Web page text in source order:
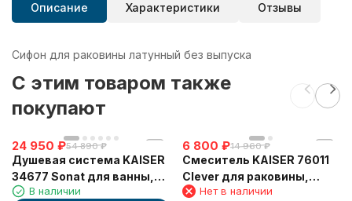
Описание Характеристики Отзывы
Сифон для раковины латунный без выпуска
C этим товаром также
покупают
24 950 ₽54 890 ₽
Душевая система KAISER
34677 Sonat для ванны,
скрытого монтажа
В наличии
6 800 ₽14 960 ₽
Смеситель KAISER 76011
Clever для раковины,
хромНет в наличии